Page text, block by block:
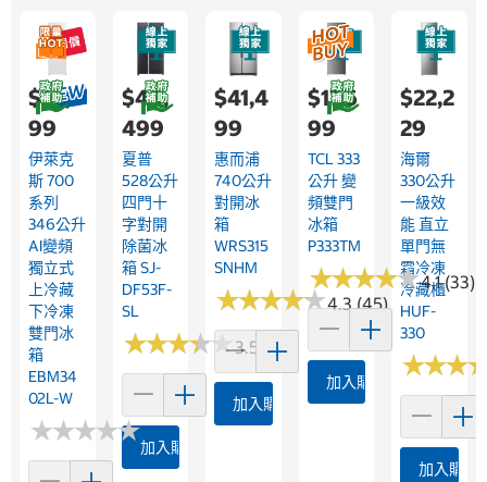
$22,9
99
伊萊克
斯 700
系列
346公升
AI變頻
獨立式
上冷藏
下冷凍
雙門冰
箱
EBM34
02L-W
★★★★★
★★★★★
$44,
499
夏普
528公升
四門十
字對開
除菌冰
箱 SJ-
DF53F-
SL
★★★★★
★★★★★3.5 (13)
加入購物車
$41,4
99
惠而浦
740公升
對開冰
箱
WRS315
SNHM
★★★★★
★★★★★4.3 (45)
加入購物車
$17,6
99
TCL 333
公升 變
頻雙門
冰箱
P333TM
★★★★★
★★★★★4.1 (33)
加入購物車
$22,2
29
海爾
330公升
一級效
能 直立
單門無
霜冷凍
冷藏櫃
HUF-
330
★★★
★★★
加入購物